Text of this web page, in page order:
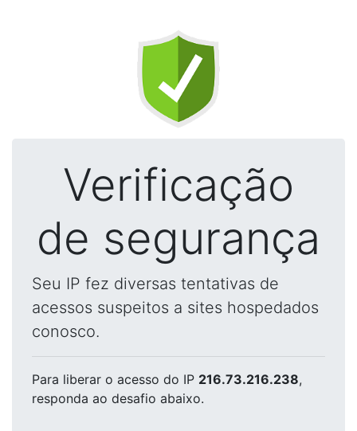
Verificação
de segurança
Seu IP fez diversas tentativas de
acessos suspeitos a sites hospedados
conosco.
Para liberar o acesso do IP 216.73.216.238,
responda ao desafio abaixo.